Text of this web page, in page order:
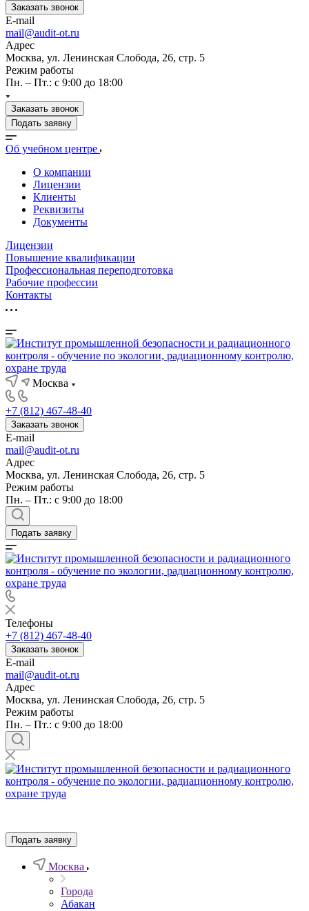
Заказать звонок
E-mail
mail@audit-ot.ru
Адрес
Москва, ул. Ленинская Слобода, 26, стр. 5
Режим работы
Пн. – Пт.: с 9:00 до 18:00
Заказать звонок
Подать заявку
Об учебном центре
О компании
Лицензии
Клиенты
Реквизиты
Документы
Лицензии
Повышение квалификации
Профессиональная переподготовка
Рабочие профессии
Контакты
Москва
+7 (812) 467-48-40
Заказать звонок
E-mail
mail@audit-ot.ru
Адрес
Москва, ул. Ленинская Слобода, 26, стр. 5
Режим работы
Пн. – Пт.: с 9:00 до 18:00
Подать заявку
Телефоны
+7 (812) 467-48-40
Заказать звонок
E-mail
mail@audit-ot.ru
Адрес
Москва, ул. Ленинская Слобода, 26, стр. 5
Режим работы
Пн. – Пт.: с 9:00 до 18:00
Подать заявку
Москва
Города
Абакан